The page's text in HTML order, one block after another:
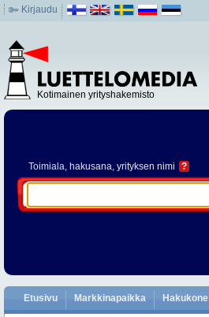
Kirjaudu
Kotimainen yrityshakemisto
Toimiala, hakusana, yrityksen nimi ?
Etusivu Markkinapaikka Hakukone